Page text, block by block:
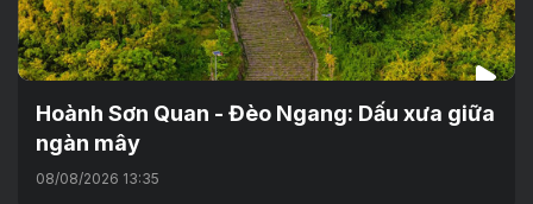
Hoành Sơn Quan - Đèo Ngang: Dấu xưa giữa
ngàn mây
08/08/2026 13:35